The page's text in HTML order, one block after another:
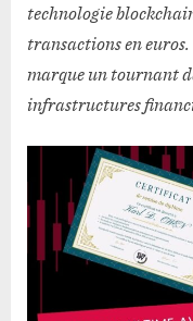
technologie
transactions en
marque un tournant
infrastructures